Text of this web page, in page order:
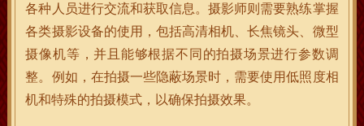
各种人员进行交流和获取信息。摄影师则需要熟练掌握
各类摄影设备的使用，包括高清相机、长焦镜头、微型
摄像机等，并且能够根据不同的拍摄场景进行参数调
整。例如，在拍摄一些隐蔽场景时，需要使用低照度相
机和特殊的拍摄模式，以确保拍摄效果。